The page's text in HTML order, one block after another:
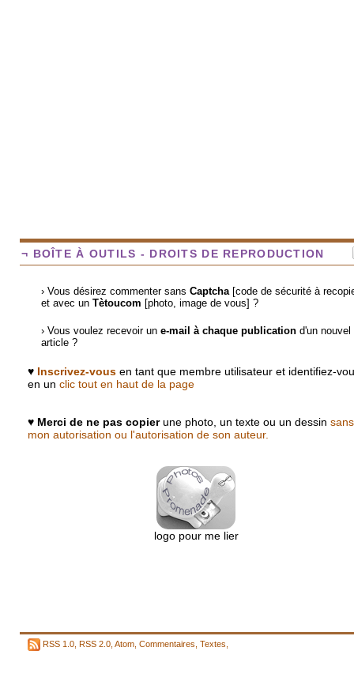
¬ BOÎTE À OUTILS - DROITS DE REPRODUCTION
› Vous désirez commenter sans Captcha [code de sécurité à
et avec un Tètoucom [photo, image de vous] ?
› Vous voulez recevoir un e-mail à chaque publication d'un nouvel
article ?
♥ Inscrivez-vous en tant que membre utilisateur et identifiez-
en un clic tout en haut de la page
♥ Merci de ne pas copierune photo, un texte ou un dessin sans
mon autorisation ou l'autorisation de son auteur.
logo pour me lier
RSS 1.0 RSS 2.0 Atom Commentaires Textes